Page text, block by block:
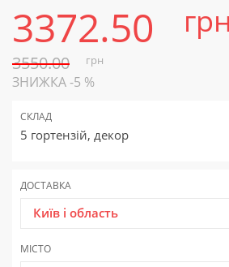
3372.50 грн
3550.00 грн
ЗНИЖКА -5 %
СКЛАД
5 гортензій, декор
ДОСТАВКА
Київ і область
МІСТО